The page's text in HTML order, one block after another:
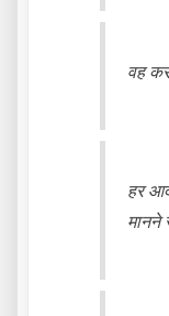
वह
हर
मानने